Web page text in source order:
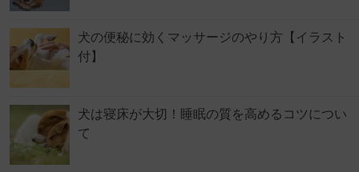
犬の便秘に効くマッサージのやり方【イラスト
付】
犬は寝床が大切！睡眠の質を高めるコツについ
て